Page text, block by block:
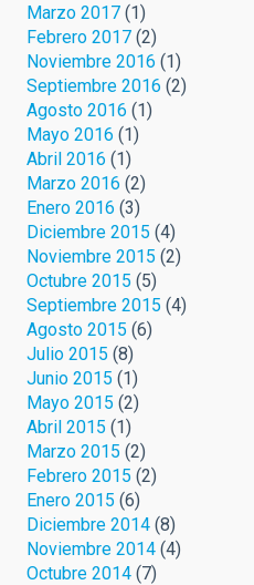
Marzo 2017 (1)
Febrero 2017 (2)
Noviembre 2016 (1)
Septiembre 2016 (2)
Agosto 2016 (1)
Mayo 2016 (1)
Abril 2016 (1)
Marzo 2016 (2)
Enero 2016 (3)
Diciembre 2015 (4)
Noviembre 2015 (2)
Octubre 2015 (5)
Septiembre 2015 (4)
Agosto 2015 (6)
Julio 2015 (8)
Junio 2015 (1)
Mayo 2015 (2)
Abril 2015 (1)
Marzo 2015 (2)
Febrero 2015 (2)
Enero 2015 (6)
Diciembre 2014 (8)
Noviembre 2014 (4)
Octubre 2014 (7)